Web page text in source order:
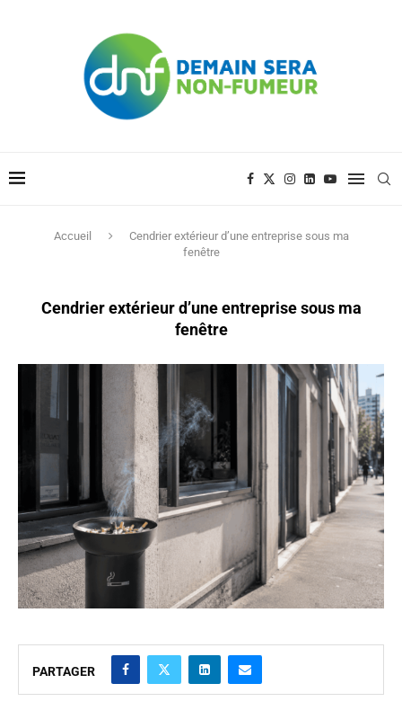
Accueil
Cendrier extérieur d’une entreprise sous ma
fenêtre
Cendrier extérieur d’une entreprise sous ma
fenêtre
PARTAGER